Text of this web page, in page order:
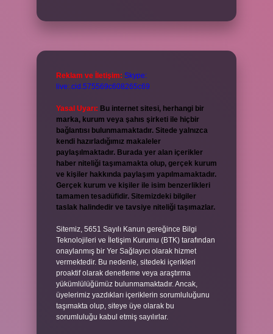
Reklam ve İletişim: Skype:
live:.cid.575569c608265c69
Yasal Uyarı: Bu internet sitesi, herhangi bir
marka, kurum veya şahıs şirketi ile hiçbir
bağlantısı bulunmamaktadır. Sitede yalnızca
kendi hazırladığımız makaleler
paylaşılmaktadır. Burada yer alan içerikler
haber niteliği taşımamakta olup, gerçek kurum
ve kişiler hakkında paylaşım yapılmamaktadır.
Gerçek kurum ve kişiler ile isim benzerlikleri
tamamen tesadüfidir. Sitemizdeki bilgiler
taslak halindedir ve tavsiye niteliği taşımazlar.
Sitemiz, 5651 Sayılı Kanun gereğince Bilgi
Teknolojileri ve İletişim Kurumu (BTK) tarafından
onaylanmış bir Yer Sağlayıcı olarak hizmet
vermektedir. Bu nedenle, sitedeki içerikleri
proaktif olarak denetleme veya araştırma
yükümlülüğümüz bulunmamaktadır. Ancak,
üyelerimiz yazdıkları içeriklerin sorumluluğunu
taşımakta olup, siteye üye olarak bu
sorumluluğu kabul etmiş sayılırlar.